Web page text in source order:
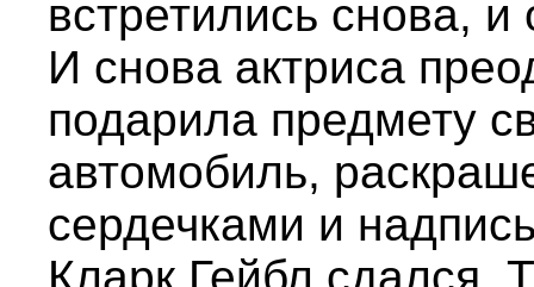
встретились снова,
И снова актриса
подарила предмету
автомобиль,
сердечками и